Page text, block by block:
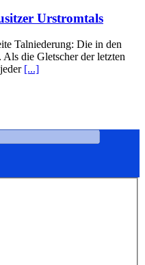
Urstromtals
Talniederung: Die in den
die Gletscher der letzten
[...]